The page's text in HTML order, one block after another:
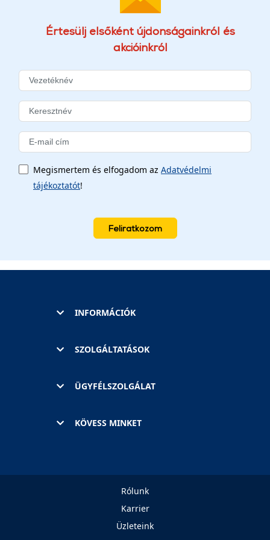
Értesülj elsőként újdonságainkról és
akcióinkról
Megismertem és elfogadom az Adatvédelmi
tájékoztatót!
Feliratkozom
INFORMÁCIÓK
SZOLGÁLTATÁSOK
ÜGYFÉLSZOLGÁLAT
KÖVESS MINKET
Rólunk
Karrier
Üzleteink